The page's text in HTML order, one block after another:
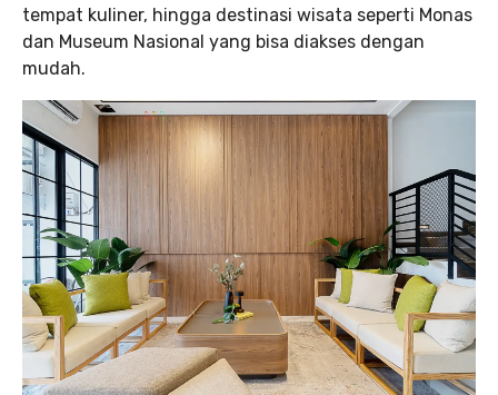
tempat kuliner, hingga destinasi wisata seperti Monas
dan Museum Nasional yang bisa diakses dengan
mudah.